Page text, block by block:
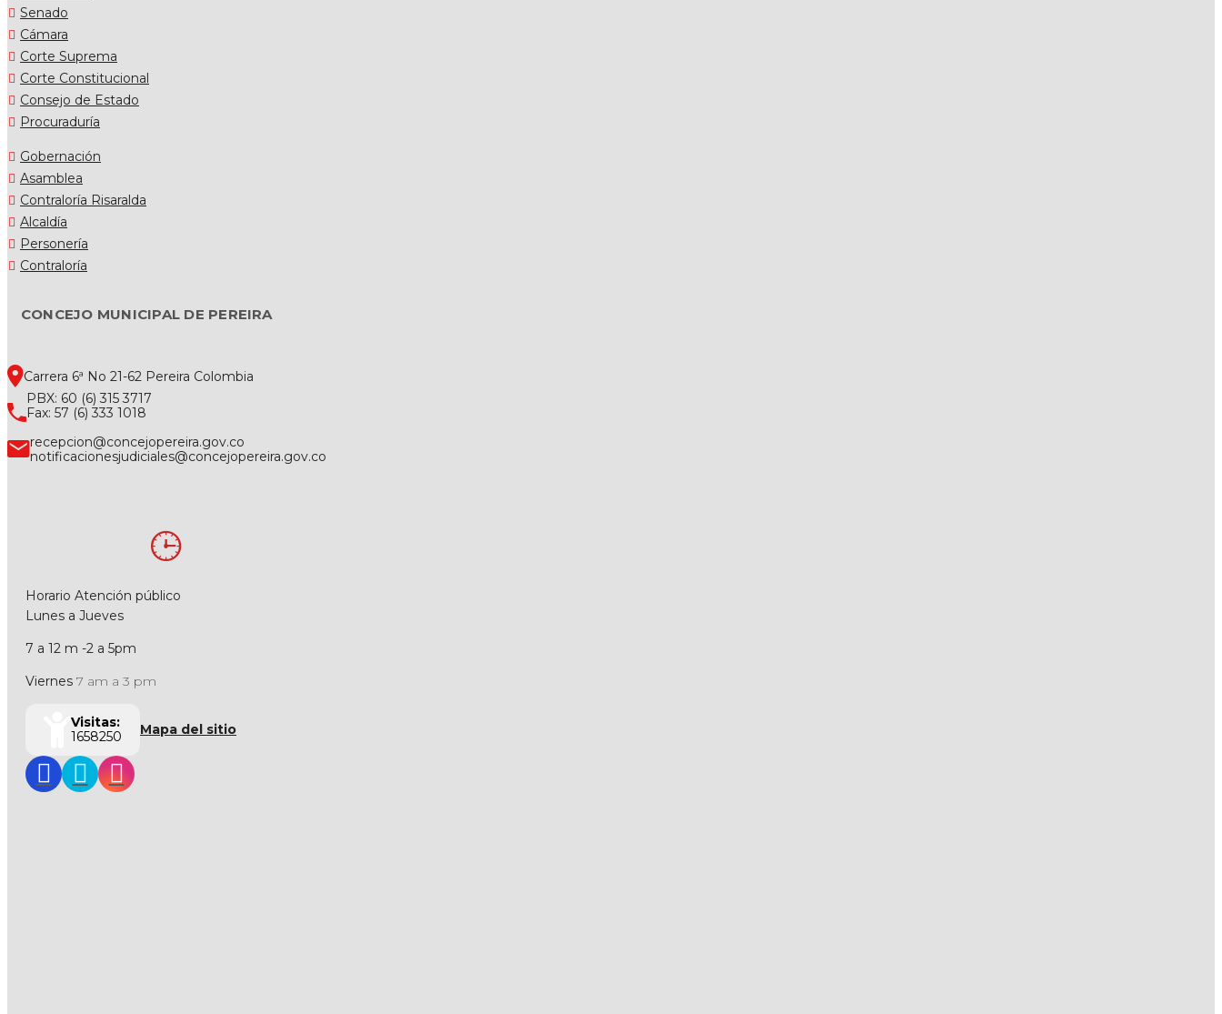
Senado
Cámara
Corte Suprema
Corte Constitucional
Consejo de Estado
Procuraduría
Gobernación
Asamblea
Contraloría Risaralda
Alcaldía
Personería
Contraloría
CONCEJO MUNICIPAL DE PEREIRA
Carrera 6ª No 21-62 Pereira Colombia
PBX: 60 (6) 315 3717
Fax: 57 (6) 333 1018
recepcion@concejopereira.gov.co
notificacionesjudiciales@concejopereira.gov.co
Horario Atención público
Lunes a Jueves
7 a 12 m -2 a 5pm
Viernes 7 am a 3 pm
Visitas:
1658250
Mapa del sitio